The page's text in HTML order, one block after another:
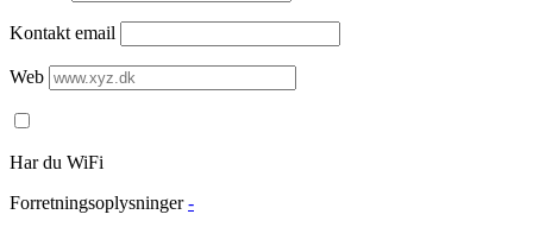
Kontakt email
Web
Har du WiFi
Forretningsoplysninger -